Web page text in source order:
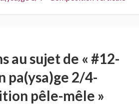
au sujet de « #12-
pa(ysa)ge 2/4-
pêle-mêle »